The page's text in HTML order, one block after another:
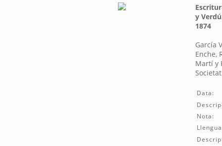
y
1874
García
Enche,
Martí y
Data:
Nota: